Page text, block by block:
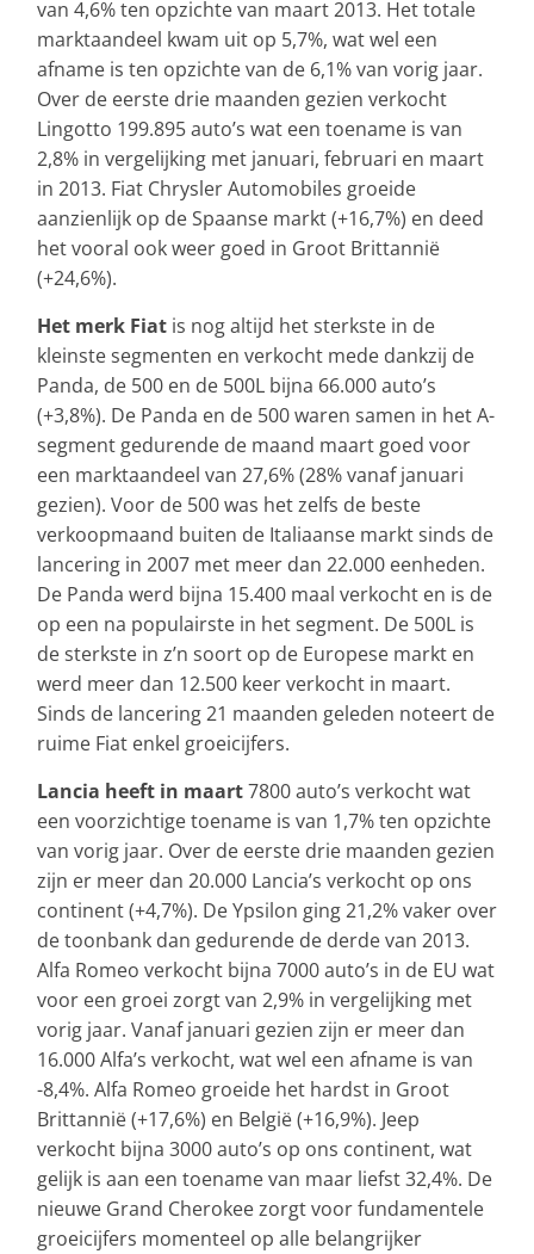
van 4,6% ten opzichte van maart 2013. Het totale
marktaandeel kwam uit op 5,7%, wat wel een
afname is ten opzichte van de 6,1% van vorig jaar.
Over de eerste drie maanden gezien verkocht
Lingotto 199.895 auto’s wat een toename is van
2,8% in vergelijking met januari, februari en maart
in 2013. Fiat Chrysler Automobiles groeide
aanzienlijk op de Spaanse markt (+16,7%) en deed
het vooral ook weer goed in Groot Brittannië
(+24,6%).
Het merk Fiat is nog altijd het sterkste in de
kleinste segmenten en verkocht mede dankzij de
Panda, de 500 en de 500L bijna 66.000 auto’s
(+3,8%). De Panda en de 500 waren samen in het A-
segment gedurende de maand maart goed voor
een marktaandeel van 27,6% (28% vanaf januari
gezien). Voor de 500 was het zelfs de beste
verkoopmaand buiten de Italiaanse markt sinds de
lancering in 2007 met meer dan 22.000 eenheden.
De Panda werd bijna 15.400 maal verkocht en is de
op een na populairste in het segment. De 500L is
de sterkste in z’n soort op de Europese markt en
werd meer dan 12.500 keer verkocht in maart.
Sinds de lancering 21 maanden geleden noteert de
ruime Fiat enkel groeicijfers.
Lancia heeft in maart7800 auto’s verkocht wat
een voorzichtige toename is van 1,7% ten opzichte
van vorig jaar. Over de eerste drie maanden gezien
zijn er meer dan 20.000 Lancia’s verkocht op ons
continent (+4,7%). De Ypsilon ging 21,2% vaker over
de toonbank dan gedurende de derde van 2013.
Alfa Romeo verkocht bijna 7000 auto’s in de EU wat
voor een groei zorgt van 2,9% in vergelijking met
vorig jaar. Vanaf januari gezien zijn er meer dan
16.000 Alfa’s verkocht, wat wel een afname is van
-8,4%. Alfa Romeo groeide het hardst in Groot
Brittannië (+17,6%) en België (+16,9%). Jeep
verkocht bijna 3000 auto’s op ons continent, wat
gelijk is aan een toename van maar liefst 32,4%. De
nieuwe Grand Cherokee zorgt voor fundamentele
groeicijfers momenteel op alle belangrijker